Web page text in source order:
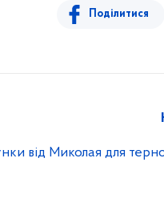
Поділитися
від Миколая для